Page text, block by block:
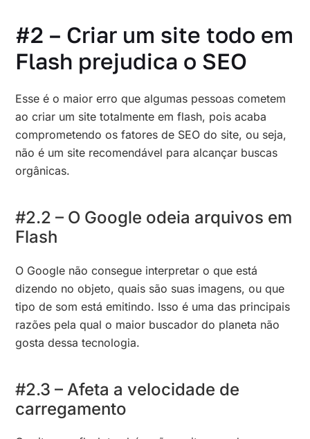
#2 – Criar um site todo em
Flash prejudica o SEO
Esse é o maior erro que algumas pessoas cometem
ao criar um site totalmente em flash, pois acaba
comprometendo os fatores de SEO do site, ou seja,
não é um site recomendável para alcançar buscas
orgânicas.
#2.2 – O Google odeia arquivos em
Flash
O Google não consegue interpretar o que está
dizendo no objeto, quais são suas imagens, ou que
tipo de som está emitindo. Isso é uma das principais
razões pela qual o maior buscador do planeta não
gosta dessa tecnologia.
#2.3 – Afeta a velocidade de
carregamento